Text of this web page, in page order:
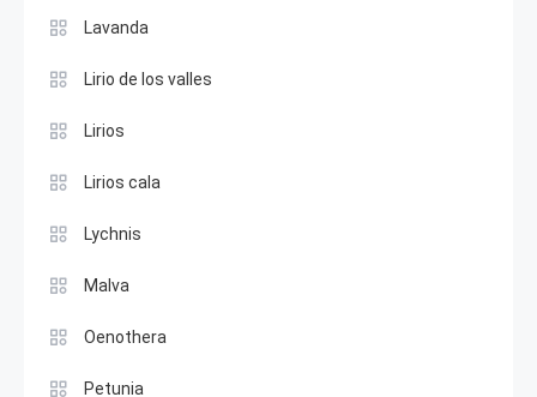
Lavanda
Lirio de los valles
Lirios
Lirios cala
Lychnis
Malva
Oenothera
Petunia